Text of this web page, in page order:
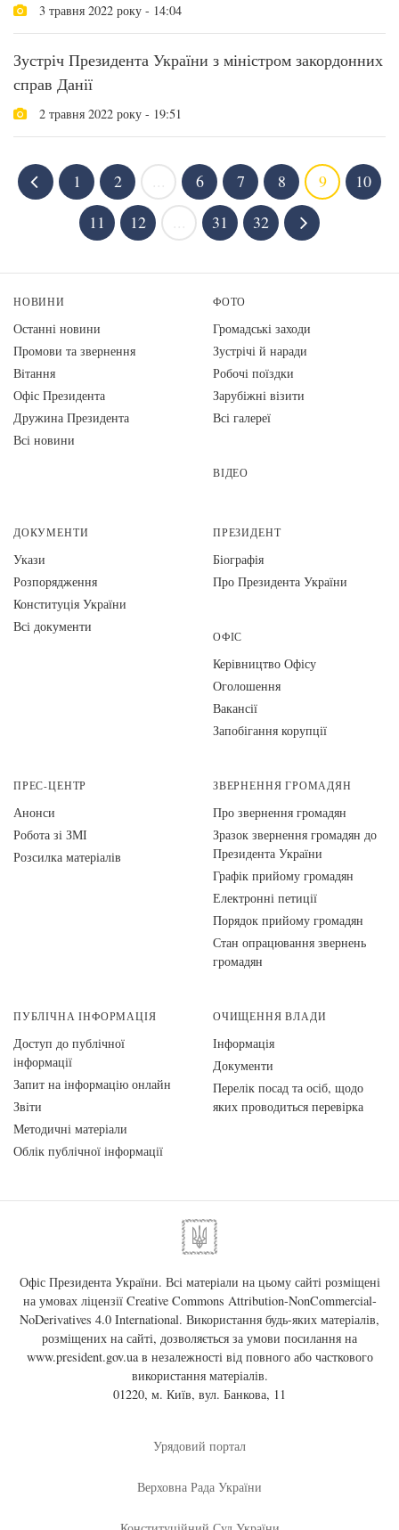
3 травня 2022 року - 14:04
Зустріч Президента України з міністром закордонних
справ Данії
2 травня 2022 року - 19:51
1 2 6 7 8 9
10
11
12 31 32
НОВИНИ
Останні новини
Промови та звернення
Вiтання
Офіс Президента
Дружина Президента
Всі новини
ФОТО
Громадські заходи
Зустрічі й наради
Робочі поїздки
Зарубіжні візити
Всі галереї
ВІДЕО
ДОКУМЕНТИ
Укази
Розпорядження
Конституція України
Всі документи
ПРЕЗИДЕНТ
Біографія
Про Президента України
ОФІС
Керівництво Офісу
Оголошення
Вакансії
Запобігання корупції
ПРЕС-ЦЕНТР
Анонси
Робота зі ЗМІ
Розсилка матеріалів
ЗВЕРНЕННЯ ГРОМАДЯН
Про звернення громадян
Зразок звернення громадян до
Президента України
Графік прийому громадян
Електронні петиції
Порядок прийому громадян
Стан опрацювання звернень
громадян
ПУБЛІЧНА ІНФОРМАЦІЯ
Доступ до публічної
інформації
Запит на інформацію онлайн
Звіти
Методичні матеріали
Облік публічної інформації
ОЧИЩЕННЯ ВЛАДИ
Інформація
Документи
Перелік посад та осіб, щодо
яких проводиться перевірка
Офіс Президента України. Всі матеріали на цьому сайті розміщені
на умовах ліцензії Creative Commons Attribution-NonCommercial-
NoDerivatives 4.0 International. Використання будь-яких матеріалів,
розміщених на сайті, дозволяється за умови посилання на
www.president.gov.uaв незалежності від повного або часткового
використання матеріалів.
01220, м. Київ, вул. Банкова, 11
Урядовий портал
Верховна Рада України